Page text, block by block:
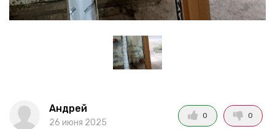
Андрей
26 июня 2025
0 0